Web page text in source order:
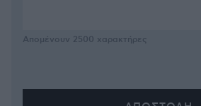
Απομένουν 2500 χαρακτήρες